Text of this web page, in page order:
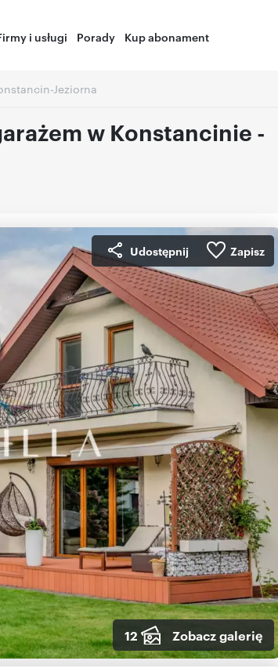
i usługi Porady Kup abonament
Jeziorna
w Konstancinie -
Udostępnij Zapisz
12 Zobacz galerię